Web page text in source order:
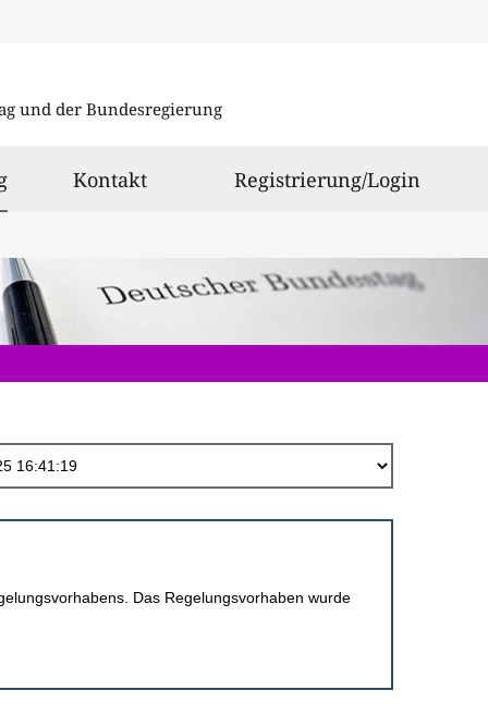
und der Bundesregierung
ausgewählt
Kontakt Registrierung/Login
Das Regelungsvorhaben wurde